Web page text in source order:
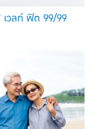
เวลท์ ฟิต 99/99